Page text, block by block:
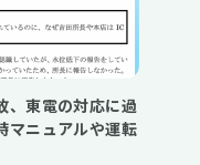
、東電の対応に過
マニュアルや運転